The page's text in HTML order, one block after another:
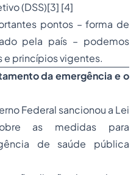
(DSS)[3] [4]
pontos – forma de
pela país – podemos
e princípios vigentes.
da emergência e o
Federal sancionou a Lei
as medidas para
de saúde pública